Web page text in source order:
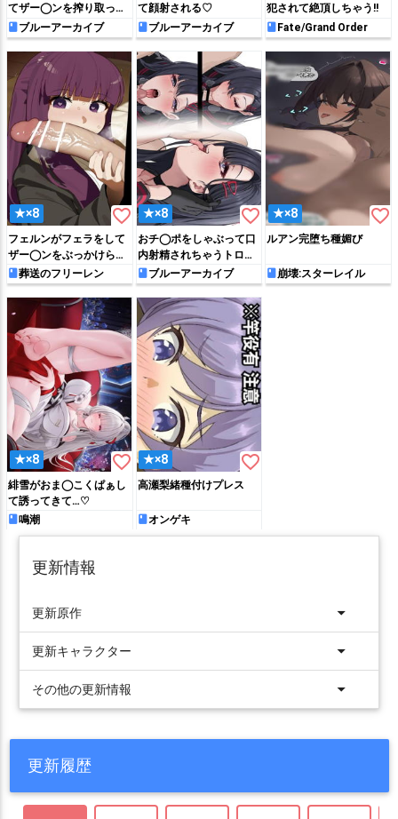
てザー◯ンを搾り取っち
ゃう♡
ブルーアーカイブ
て顔射される♡
ブルーアーカイブ
犯されて絶頂しちゃう!!
Fate/Grand Order
★×8 favorite_border
フェルンがフェラをして
ザー◯ンをぶっかけられ
ちゃう♡
葬送のフリーレン
★×8 favorite_border
おチ◯ポをしゃぶって口
内射精されちゃうトロ顔
イチカ
ブルーアーカイブ
★×8 favorite_border
ルアン完堕ち種媚び
崩壊:スターレイル
★×8 favorite_border
緋雪がおま◯こくぱぁし
て誘ってきて…♡
鳴潮
★×8 favorite_border
高瀬梨緒種付けプレス
オンゲキ
更新情報
更新原作 arrow_drop_down
更新キャラクター arrow_drop_down
その他の更新情報 arrow_drop_down
更新履歴